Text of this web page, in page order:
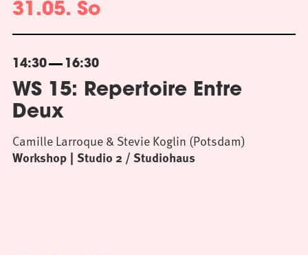
31.05. So
14:30 16:30
WS 15: Repertoire Entre
Deux
Workshop Studio 2 / Studiohaus
Camille Larroque & Stevie Koglin (Potsdam)